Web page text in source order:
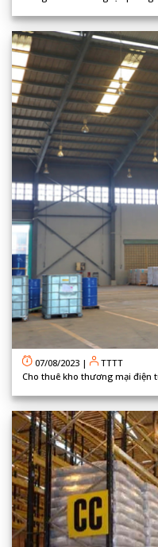
07/08/2023 |
TTTT
Cho thuê kho thương mại điện